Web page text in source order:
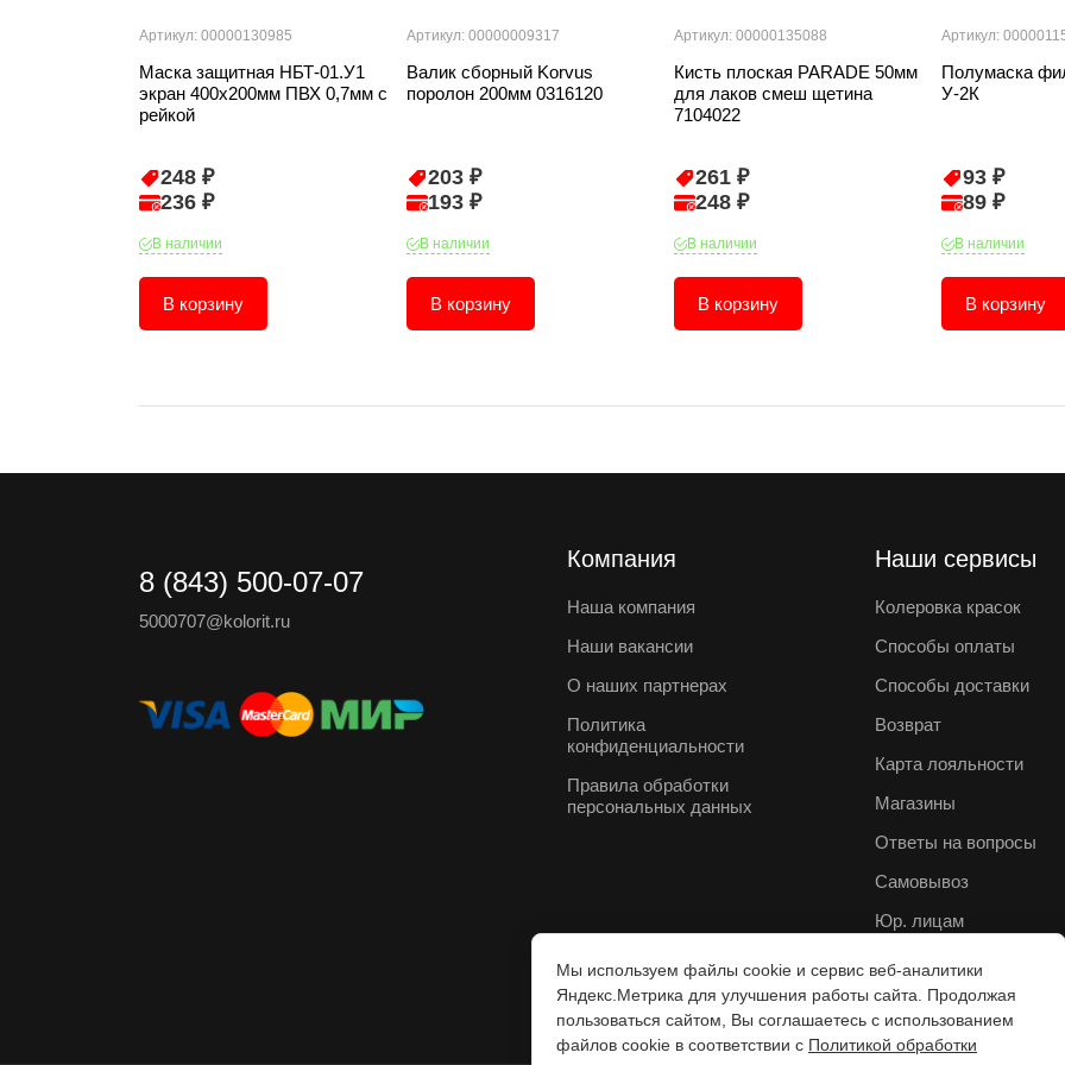
Артикул: 00000130985
Маска защитная НБТ-01.У1
экран 400х200мм ПВХ 0,7мм с
рейкой
248 ₽
236 ₽
В наличии
В корзину
Артикул: 00000009317
Валик сборный Korvus
поролон 200мм 0316120
203 ₽
193 ₽
В наличии
В корзину
Артикул: 00000135088
Кисть плоская PARADE 50мм
для лаков смеш щетина
7104022
261 ₽
248 ₽
В наличии
В корзину
Артикул:
Полумаска
У-2К
93 ₽
89 ₽
В наличии
В корзину
8 (843) 500-07-07
5000707@kolorit.ru
Компания
Наша компания
Наши вакансии
О наших партнерах
Политика
конфиденциальности
Правила обработки
персональных данных
Наши сервисы
Колеровка красок
Способы оплаты
Способы доставки
Возврат
Карта лояльности
Магазины
Ответы на вопросы
Самовывоз
Юр. лицам
Мы используем файлы cookie и сервис веб-аналитики
Яндекс.Метрика для улучшения работы сайта. Продолжая
пользоваться сайтом, Вы соглашаетесь с использованием
файлов cookie в соответствии с Политикой обработки